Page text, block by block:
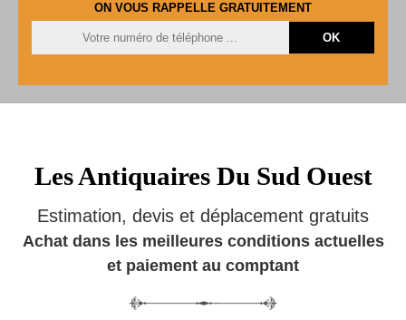
ON VOUS RAPPELLE GRATUITEMENT
Les Antiquaires Du Sud Ouest
Estimation, devis et déplacement gratuits
Achat dans les meilleures conditions actuelles
et paiement au comptant